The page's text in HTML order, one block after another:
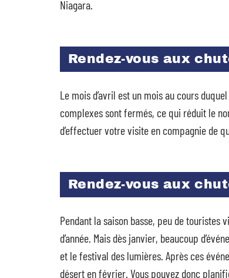
Niagara.
Rendez-vous aux
Le mois d’avril est un mois au cours
complexes sont fermés, ce qui réduit le
d’effectuer votre visite en compagnie de
Rendez-vous aux
Pendant la saison basse, peu de touristes
d’année. Mais dès janvier, beaucoup
et le festival des lumières. Après ces
désert en février. Vous pouvez donc